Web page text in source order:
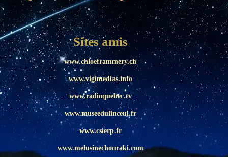
Sites amis
www.chloeframmery.ch
www.vigimedias.info
www.radioquebec.tv
www.museedulinceul.fr
www.csierp.fr
www.melusinechouraki.com